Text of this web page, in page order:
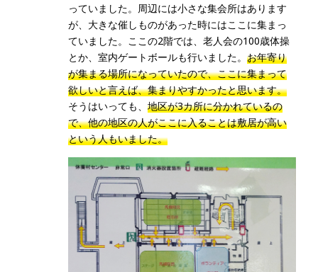
っていました。周辺には小さな集会所はあります
が、大きな催しものがあった時にはここに集まっ
ていました。ここの2階では、老人会の100歳体操
とか、室内ゲートボールも行いました。お年寄り
が集まる場所になっていたので、ここに集まって
欲しいと言えば、集まりやすかったと思います。
そうはいっても、地区が3カ所に分かれているの
で、他の地区の人がここに入ることは敷居が高い
という人もいました。